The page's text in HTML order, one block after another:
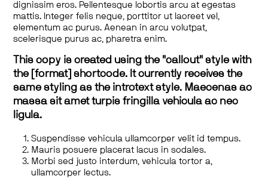
dignissim eros. Pellentesque lobortis arcu at egestas
mattis. Integer felis neque, porttitor ut laoreet vel,
elementum ac purus. Aenean in arcu volutpat,
scelerisque purus ac, pharetra enim.
This copy is created using the "callout" style with
the [format] shortcode. It currently receives the
same styling as the introtext style. Maecenas ac
massa sit amet turpis fringilla vehicula ac nec
ligula.
Suspendisse vehicula ullamcorper velit id tempus.
Mauris posuere placerat lacus in sodales.
Morbi sed justo interdum, vehicula tortor a,
ullamcorper lectus.